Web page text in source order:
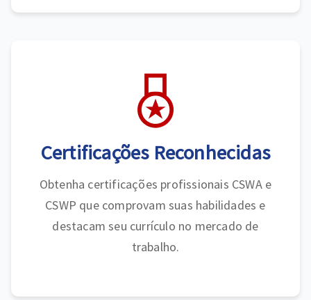
Certificações Reconhecidas
Obtenha certificações profissionais CSWA e
CSWP que comprovam suas habilidades e
destacam seu currículo no mercado de
trabalho.